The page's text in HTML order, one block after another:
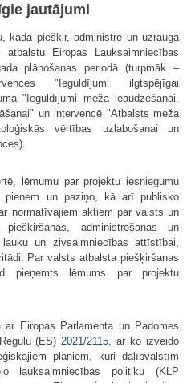
jautājumi
kādā piešķir, administrē un uzrauga
Eiropas Lauksaimniecības
plānošanas periodā (turpmāk –
"Ieguldījumi ilgtspējīgai
"Ieguldījumi meža ieaudzēšanai,
un intervencē "Atbalsts meža
vērtības uzlabošanai un
lēmumu par projektu iesniegumu
pieņem un paziņo, kā arī publisko
normatīvajiem aktiem par valsts un
administrēšanas un
un zivsaimniecības attīstībai,
Par valsts atbalsta piešķiršanas
pieņemts lēmums par projektu
Eiropas Parlamenta un Padomes
(ES) 2021/2115 , ar ko izveido
plāniem, kuri dalībvalstīm
lauksaimniecības politiku (KLP